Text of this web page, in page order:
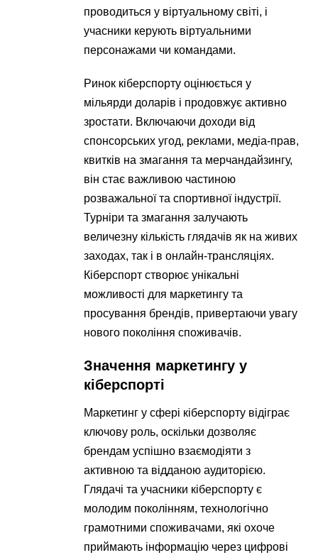
проводиться у віртуальному світі, і
учасники керують віртуальними
персонажами чи командами.
Ринок кіберспорту оцінюється у
мільярди доларів і продовжує активно
зростати. Включаючи доходи від
спонсорських угод, реклами, медіа-прав,
квитків на змагання та мерчандайзингу,
він стає важливою частиною
розважальної та спортивної індустрії.
Турніри та змагання залучають
величезну кількість глядачів як на живих
заходах, так і в онлайн-трансляціях.
Кіберспорт створює унікальні
можливості для маркетингу та
просування брендів, привертаючи увагу
нового покоління споживачів.
Значення маркетингу у
кіберспорті
Маркетинг у сфері кіберспорту відіграє
ключову роль, оскільки дозволяє
брендам успішно взаємодіяти з
активною та відданою аудиторією.
Глядачі та учасники кіберспорту є
молодим поколінням, технологічно
грамотними споживачами, які охоче
приймають інформацію через цифрові